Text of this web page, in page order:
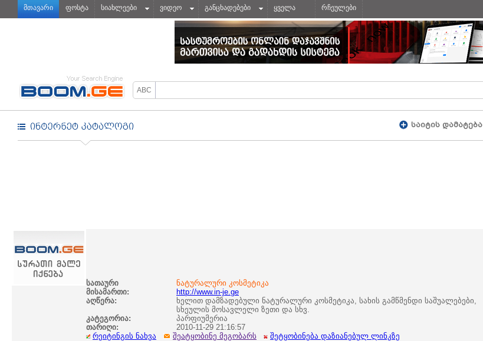
მთავარი ფოსტა სიახლეები ვიდეო განცხადებები ყველა რჩეულები
საიტის დამატება
სათაური
ნატურალური კოსმეტიკა
მისამართი:
http://www.in-je.ge
აღწერა:
ხელით დამზადებული ნატურალური კოსმეტიკა, სახის გამწმენდი საშუალებები,
სხეულის მოსავლელი ზეთი და სხვ.
კატეგორია:
პარფიუმერია
თარიღი:
2010-11-29 21:16:57
რეიტინგის ნახვა
შეატყობინე მეგობარს შეტყობინება დაზიანებულ ლინკზე